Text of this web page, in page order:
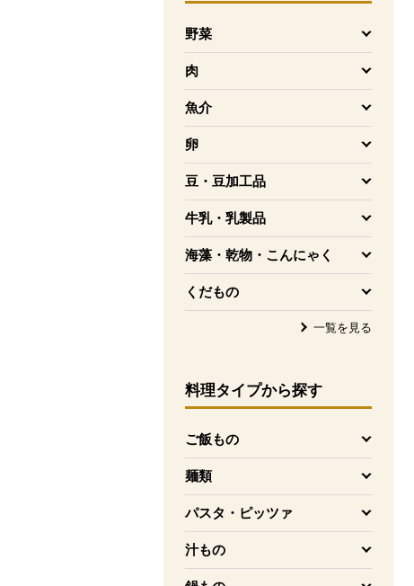
野菜
を開く
肉
を開く
魚介
を開く
卵
を開く
豆・豆加工品
を開く
牛乳・乳製品
を開く
海藻・乾物・こんにゃく
を開く
くだもの
を開く
一覧を見る
料理タイプから探す
ご飯もの
を開く
麺類
を開く
パスタ・ピッツァ
を開く
汁もの
を開く